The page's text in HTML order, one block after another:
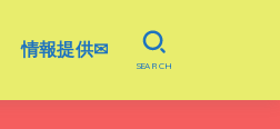
情報提供✉
SEARCH